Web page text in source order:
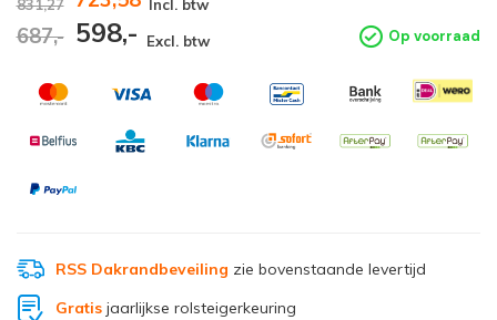
831,27 Incl. btw
687,- 598,- Excl. btw Op voorraad
RSS Dakrandbeveiling zie bovenstaande levertijd
Gratisjaarlijkse rolsteigerkeuring